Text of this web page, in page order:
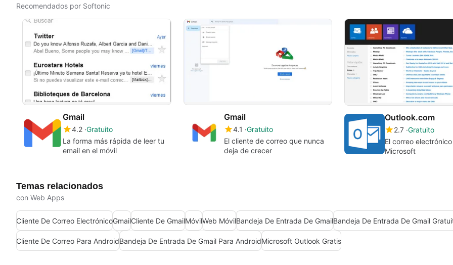
Recomendados por Softonic
Gmail
4.2 Gratuito
La forma más rápida de leer tu
email en el móvil
Gmail
4.1 Gratuito
El cliente de correo que nunca
deja de crecer
Outlook.com
2.7 Gratuito
El correo
Microsoft
Temas relacionados
con Web Apps
Cliente De Correo ElectrónicoGmailCliente De GmailMóvilWeb MóvilBandeja De Entrada De Gmail
Cliente De Correo Para AndroidBandeja De Entrada De Gmail Para AndroidMicrosoft Outlook Gratis